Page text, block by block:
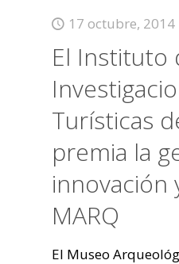
17 octubre, 2014
El Instituto
Turísticas
premia la
innovación
MARQ
El Museo